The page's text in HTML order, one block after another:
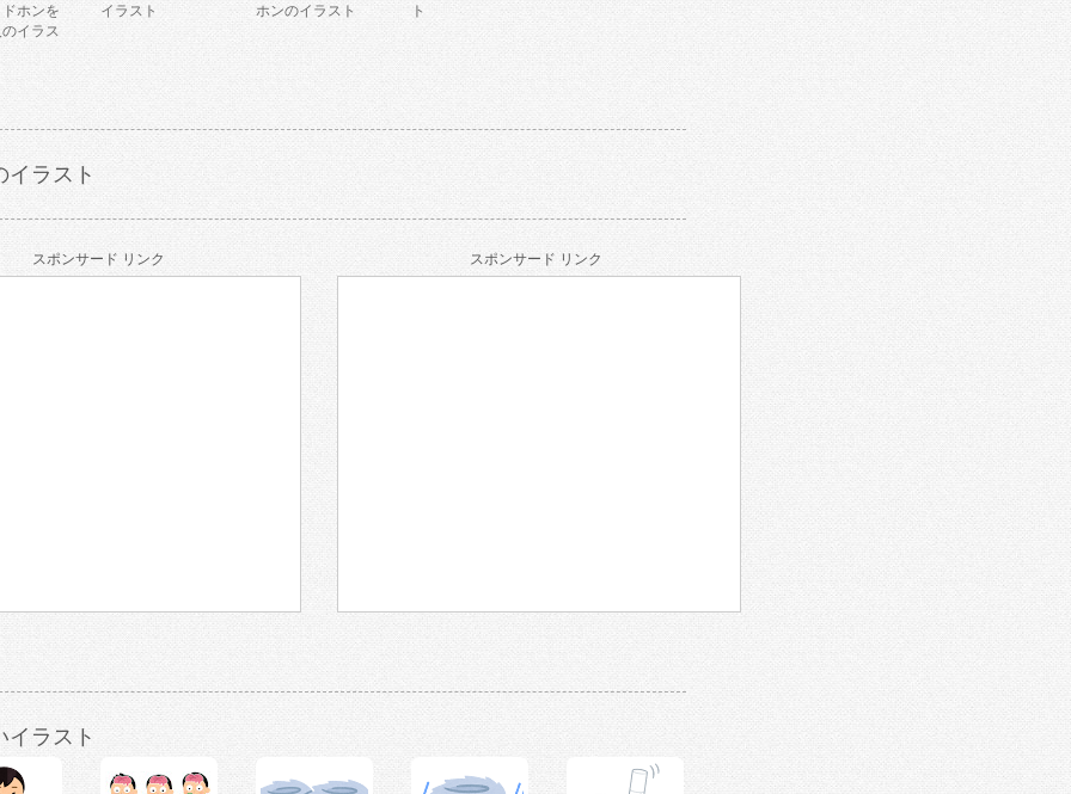
ホンを
イラス
イラスト
ホンのイラスト
ト
イラスト
スポンサード リンク スポンサード リンク
イラスト